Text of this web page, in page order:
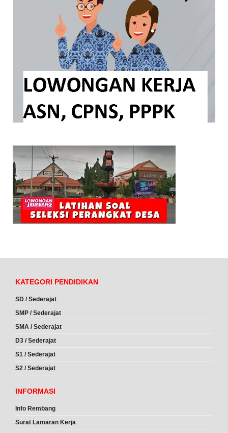
KATEGORI PENDIDIKAN
SD / Sederajat
SMP / Sederajat
SMA / Sederajat
D3 / Sederajat
S1 / Sederajat
S2 / Sederajat
INFORMASI
Info Rembang
Surat Lamaran Kerja